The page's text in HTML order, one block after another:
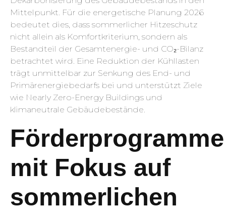
Mittelpunkt. Für die energetische Planung 2026
bedeutet dies, dass sommerlicher Hitzeschutz
nicht allein als Komfortkriterium, sondern als
Bestandteil der Gesamtenergie- und CO₂-Bilanz
betrachtet wird. Eine Reduktion der Kühllasten
trägt unmittelbar zur Senkung des End- und
Primärenergiebedarfs bei und unterstützt Ziele
wie Nearly Zero-Energy Buildings und
klimaneutrale Gebäudebestände.
Förderprogramme
mit Fokus auf
sommerlichen